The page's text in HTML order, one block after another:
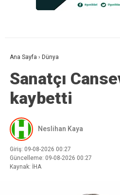
Ana Sayfa › Dünya
Sanatçı
kaybetti
Neslihan Kaya
Giriş: 09-08-2026 00:27
Güncelleme: 09-08-2026 00:27
Kaynak: İHA